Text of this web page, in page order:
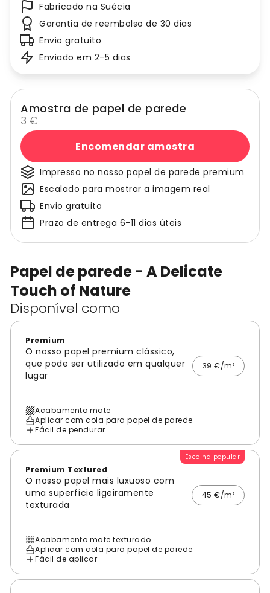
Papel de parede - A Delicate
Touch of Nature
Disponível como
Premium
O nosso papel premium clássico,
que pode ser utilizado em qualquer
lugar
39 €/m²
Acabamento mate
Aplicar com cola para papel de parede
Fácil de pendurar
Escolha popular
Premium Textured
O nosso papel mais luxuoso com
uma superfície ligeiramente
texturada
45 €/m²
Acabamento mate texturado
Aplicar com cola para papel de parede
Fácil de aplicar
Fabricado na Suécia
Garantia de reembolso de 30 dias
Envio gratuito
Enviado em 2-5 dias
Amostra de papel de parede
3 €
Encomendar amostra
Impresso no nosso papel de parede premium
Escalado para mostrar a imagem real
Envio gratuito
Prazo de entrega 6-11 dias úteis